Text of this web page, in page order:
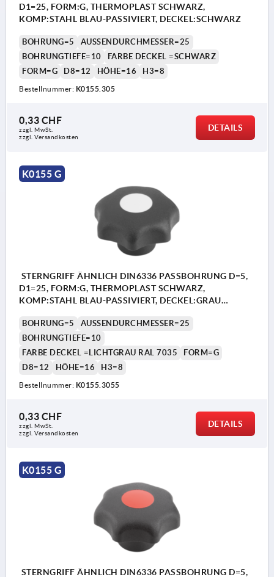
D1=25, FORM:G, THERMOPLAST SCHWARZ,
KOMP:STAHL BLAU-PASSIVIERT, DECKEL:SCHWARZ
BOHRUNG=5
AUSSENDURCHMESSER=25
BOHRUNGTIEFE=10
FARBE DECKEL =SCHWARZ
FORM=G
D8=12 HÖHE=16 H3=8
Bestellnummer: K0155.305
0,33 CHF
zzgl. MwSt.
zzgl. Versandkosten
DETAILS
K0155 G
STERNGRIFF ÄHNLICH DIN6336 PASSBOHRUNG D=5,
D1=25, FORM:G, THERMOPLAST SCHWARZ,
KOMP:STAHL BLAU-PASSIVIERT, DECKEL:GRAU
BOHRUNG=5
AUSSENDURCHMESSER=25
BOHRUNGTIEFE=10
FARBE DECKEL =LICHTGRAU RAL 7035
FORM=G
D8=12
HÖHE=16 H3=8
Bestellnummer: K0155.3055
0,33 CHF
zzgl. MwSt.
zzgl. Versandkosten
DETAILS
K0155 G
STERNGRIFF ÄHNLICH DIN6336 PASSBOHRUNG D=5,